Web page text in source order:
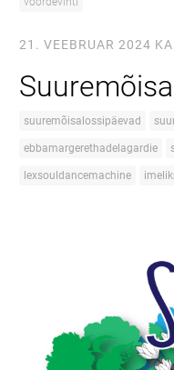
21. VEEBRUAR 2024
suuremõisalossipäevad
ebbamargerethadelagardie
lexsouldancemachine